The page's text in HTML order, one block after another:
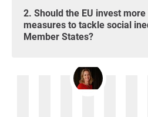
2. Should the EU invest more in social policy
measures to tackle social
Member States?